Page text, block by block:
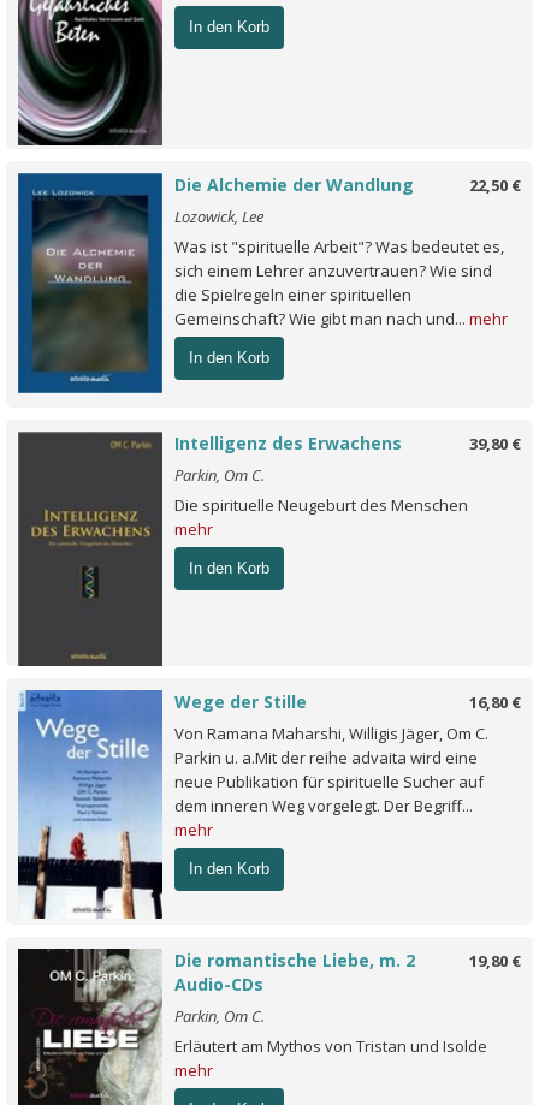
In den Korb
22,50 €
Die Alchemie der Wandlung
Lozowick, Lee
Was ist "spirituelle Arbeit"? Was bedeutet es,
sich einem Lehrer anzuvertrauen? Wie sind
die Spielregeln einer spirituellen
Gemeinschaft? Wie gibt man nach und... mehr
In den Korb
39,80 €
Intelligenz des Erwachens
Parkin, Om C.
Die spirituelle Neugeburt des Menschen
mehr
In den Korb
16,80 €
Wege der Stille
Von Ramana Maharshi, Willigis Jäger, Om C.
Parkin u. a.Mit der reihe advaita wird eine
neue Publikation für spirituelle Sucher auf
dem inneren Weg vorgelegt. Der Begriff...
mehr
In den Korb
19,80 €
Die romantische Liebe, m. 2
Audio-CDs
Parkin, Om C.
Erläutert am Mythos von Tristan und Isolde
mehr